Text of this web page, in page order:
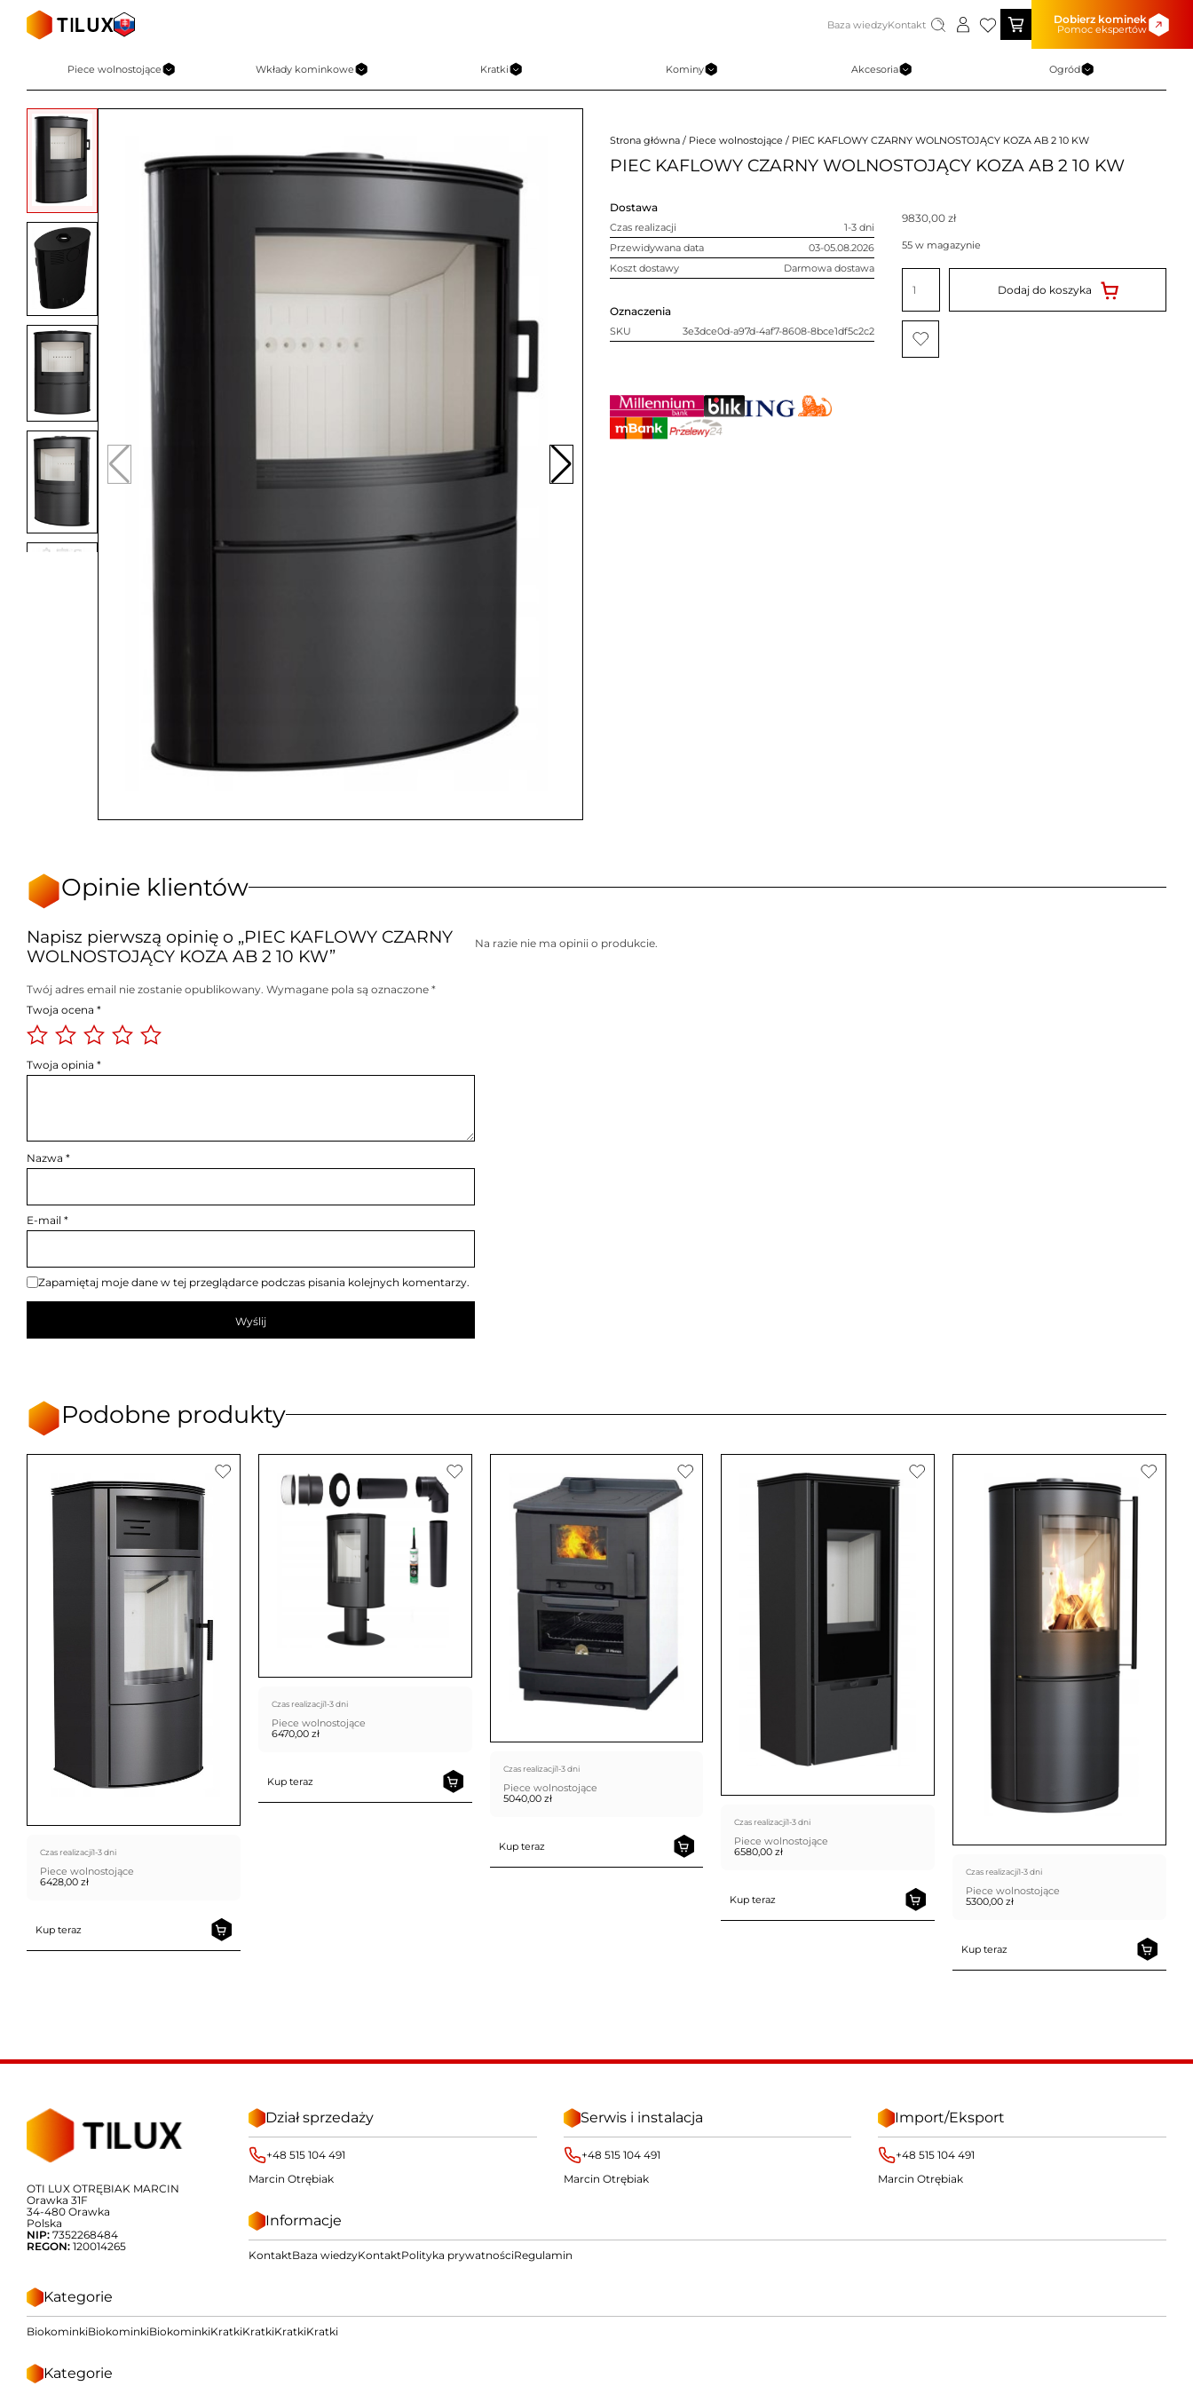
Baza wiedzyKontakt Dobierz kominek
Pomoc ekspertów
Piece wolnostojące Wkłady kominkowe Kratki Kominy Akcesoria Ogród
Strona główna / Piece wolnostojące / PIEC KAFLOWY CZARNY WOLNOSTOJĄCY KOZA AB 2 10 KW
PIEC KAFLOWY CZARNY WOLNOSTOJĄCY KOZA AB 2 10 KW
Dostawa
Czas realizacji
1-3 dni
Przewidywana data
03-05.08.2026
Koszt dostawy
Darmowa dostawa
Oznaczenia
SKU 3e3dce0d-a97d-4af7-8608-8bce1df5c2c2
9830,00 zł
55 w magazynie
ilość
PIEC
KAFLOWY
CZARNY
WOLNOSTOJĄCY
KOZA
AB
2
Dodaj do koszyka
Opinie klientów
Na razie nie ma opinii o produkcie.
Napisz pierwszą opinię o „PIEC KAFLOWY CZARNY
WOLNOSTOJĄCY KOZA AB 2 10 KW”
Twój adres email nie zostanie opublikowany. Wymagane pola są oznaczone *
Twoja ocena *
Twoja opinia *
Nazwa *
E-mail *
Zapamiętaj moje dane w tej przeglądarce podczas pisania kolejnych komentarzy.
Podobne produkty
Czas realizacji1-3 dni
Piece wolnostojące
6428,00 zł
Kup teraz
Czas realizacji1-3 dni
Piece wolnostojące
6470,00 zł
Kup teraz
Czas realizacji1-3 dni
Piece wolnostojące
5040,00 zł
Kup teraz
Czas realizacji1-3 dni
Piece wolnostojące
6580,00zł
Kup teraz
Czas realizacji1-3 dni
Piece wolnostojące
5300,00zł
Kup teraz
OTI LUX OTRĘBIAK MARCIN
Orawka 31F
34-480 Orawka
Polska
NIP: 7352268484
REGON: 120014265
Dział sprzedaży
+48 515 104 491
Marcin Otrębiak
Serwis i instalacja
+48 515 104 491
Marcin Otrębiak
Import/Eksport
+48 515 104 491
Marcin Otrębiak
Informacje
KontaktBaza wiedzyKontaktPolityka prywatnościRegulamin
Kategorie
BiokominkiBiokominkiBiokominkiKratkiKratkiKratkiKratki
Kategorie